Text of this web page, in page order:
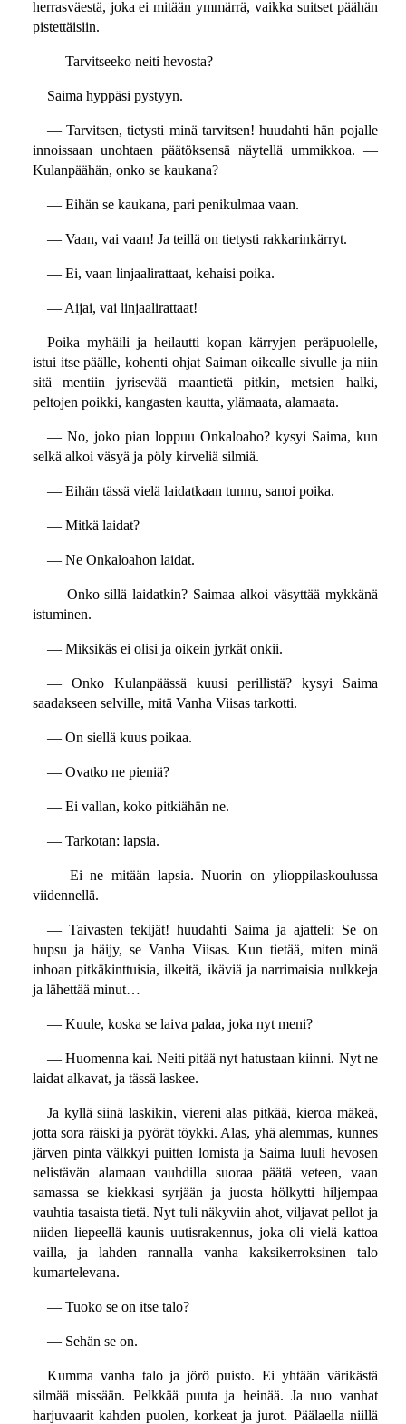
herrasväestä, joka ei mitään ymmärrä, vaikka suitset päähän
pistettäisiin.
— Tarvitseeko neiti hevosta?
Saima hyppäsi pystyyn.
— Tarvitsen, tietysti minä tarvitsen! huudahti hän pojalle
innoissaan unohtaen päätöksensä näytellä ummikkoa. —
Kulanpäähän, onko se kaukana?
— Eihän se kaukana, pari penikulmaa vaan.
— Vaan, vai vaan! Ja teillä on tietysti rakkarinkärryt.
— Ei, vaan linjaalirattaat, kehaisi poika.
— Aijai, vai linjaalirattaat!
Poika myhäili ja heilautti kopan kärryjen peräpuolelle,
istui itse päälle, kohenti ohjat Saiman oikealle sivulle ja niin
sitä mentiin jyrisevää maantietä pitkin, metsien halki,
peltojen poikki, kangasten kautta, ylämaata, alamaata.
— No, joko pian loppuu Onkaloaho? kysyi Saima, kun
selkä alkoi väsyä ja pöly kirveliä silmiä.
— Eihän tässä vielä laidatkaan tunnu, sanoi poika.
— Mitkä laidat?
— Ne Onkaloahon laidat.
— Onko sillä laidatkin? Saimaa alkoi väsyttää mykkänä
istuminen.
— Miksikäs ei olisi ja oikein jyrkät onkii.
— Onko Kulanpäässä kuusi perillistä? kysyi Saima
saadakseen selville, mitä Vanha Viisas tarkotti.
— On siellä kuus poikaa.
— Ovatko ne pieniä?
— Ei vallan, koko pitkiähän ne.
— Tarkotan: lapsia.
— Ei ne mitään lapsia. Nuorin on ylioppilaskoulussa
viidennellä.
— Taivasten tekijät! huudahti Saima ja ajatteli: Se on
hupsu ja häijy, se Vanha Viisas. Kun tietää, miten minä
inhoan pitkäkinttuisia, ilkeitä, ikäviä ja narrimaisia nulkkeja
ja lähettää minut…
— Kuule, koska se laiva palaa, joka nyt meni?
— Huomenna kai. Neiti pitää nyt hatustaan kiinni. Nyt ne
laidat alkavat, ja tässä laskee.
Ja kyllä siinä laskikin, viereni alas pitkää, kieroa mäkeä,
jotta sora räiski ja pyörät töykki. Alas, yhä alemmas, kunnes
järven pinta välkkyi puitten lomista ja Saima luuli hevosen
nelistävän alamaan vauhdilla suoraa päätä veteen, vaan
samassa se kiekkasi syrjään ja juosta hölkytti hiljempaa
vauhtia tasaista tietä. Nyt tuli näkyviin ahot, viljavat pellot ja
niiden liepeellä kaunis uutisrakennus, joka oli vielä kattoa
vailla, ja lahden rannalla vanha kaksikerroksinen talo
kumartelevana.
— Tuoko se on itse talo?
— Sehän se on.
Kumma vanha talo ja jörö puisto. Ei yhtään värikästä
silmää missään. Pelkkää puuta ja heinää. Ja nuo vanhat
harjuvaarit kahden puolen, korkeat ja jurot. Päälaella niillä